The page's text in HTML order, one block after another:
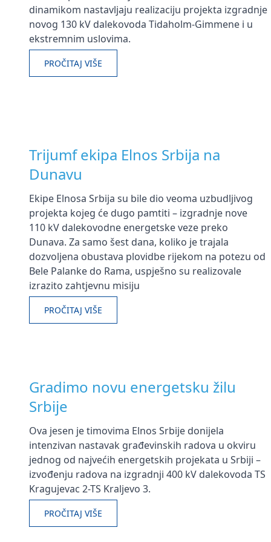
dinamikom nastavljaju realizaciju projekta izgradnje
novog 130 kV dalekovoda Tidaholm-Gimmene i u
ekstremnim uslovima.
PROČITAJ VIŠE
Trijumf ekipa Elnos Srbija na
Dunavu
Ekipe Elnosa Srbija su bile dio veoma uzbudljivog
projekta kojeg će dugo pamtiti – izgradnje nove
110 kV dalekovodne energetske veze preko
Dunava. Za samo šest dana, koliko je trajala
dozvoljena obustava plovidbe rijekom na potezu od
Bele Palanke do Rama, uspješno su realizovale
izrazito zahtjevnu misiju
PROČITAJ VIŠE
Gradimo novu energetsku žilu
Srbije
Ova jesen je timovima Elnos Srbije donijela
intenzivan nastavak građevinskih radova u okviru
jednog od najvećih energetskih projekata u Srbiji –
izvođenju radova na izgradnji 400 kV dalekovoda TS
Kragujevac 2-TS Kraljevo 3.
PROČITAJ VIŠE